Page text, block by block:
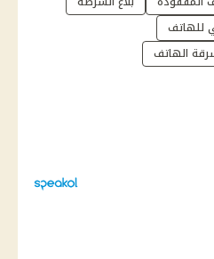
للهاتف
الهاتف